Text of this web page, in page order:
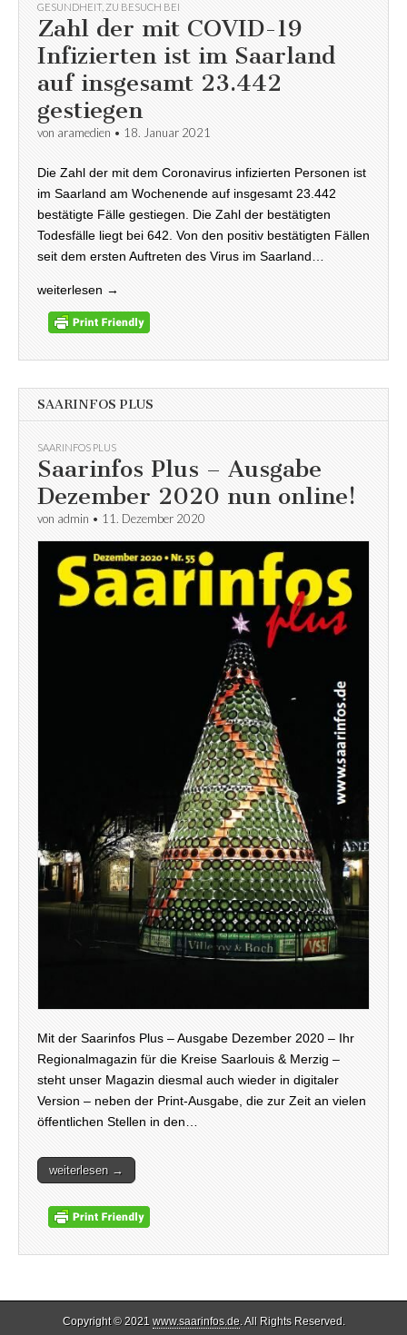
GESUNDHEIT, ZU BESUCH BEI
Zahl der mit COVID-19
Infizierten ist im Saarland
auf insgesamt 23.442
gestiegen
von aramedien • 18. Januar 2021
Die Zahl der mit dem Coronavirus infizierten Personen ist
im Saarland am Wochenende auf insgesamt 23.442
bestätigte Fälle gestiegen. Die Zahl der bestätigten
Todesfälle liegt bei 642. Von den positiv bestätigten Fällen
seit dem ersten Auftreten des Virus im Saarland…
weiterlesen →
SAARINFOS PLUS
SAARINFOS PLUS
Saarinfos Plus – Ausgabe
Dezember 2020 nun online!
von admin • 11. Dezember 2020
Mit der Saarinfos Plus – Ausgabe Dezember 2020 – Ihr
Regionalmagazin für die Kreise Saarlouis & Merzig –
steht unser Magazin diesmal auch wieder in digitaler
Version – neben der Print-Ausgabe, die zur Zeit an vielen
öffentlichen Stellen in den…
weiterlesen →
Copyright © 2021 www.saarinfos.de. All Rights Reserved.